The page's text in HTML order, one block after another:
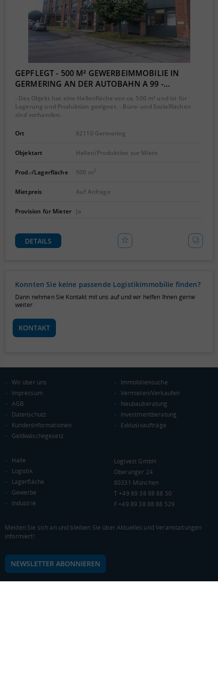
GEPFLEGT - 500 M² GEWERBEIMMOBILIE IN
GERMERING AN DER AUTOBAHN A 99 -…
- Das Objekt hat eine Hallenfläche von ca. 500 m² und ist für
Lagerung und Produktion geeignet. - Büro- und Sozialflächen
sind vorhanden.
Ort 82110 Germering
Objektart Hallen/Produktion zur Miete
Prod.-/Lagerfläche 500 m2
Mietpreis Auf Anfrage
Provision für Mieter Ja
DETAILS
Konnten Sie keine passende Logistikimmobilie finden?
Dann nehmen Sie Kontakt mit uns auf und wir helfen Ihnen gerne
weiter.
KONTAKT
Wir über uns
Impressum
AGB
Datenschutz
KundenInformationen
Geldwäschegesetz
Immobiliensuche
Vermieten/Verkaufen
Neubauberatung
Investmentberatung
Exklusivaufträge
Halle
Logistik
Lagerfläche
Gewerbe
Industrie
Logivest GmbH
Oberanger 24
80331 München
T +49 89 38 88 88 50
F +49 89 38 88 88 529
Melden Sie sich an und bleiben Sie über Aktuelles und Veranstaltungen
informiert!
NEWSLETTER ABONNIEREN